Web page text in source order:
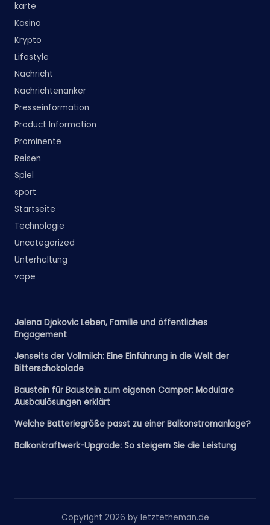
karte
Kasino
Krypto
Lifestyle
Nachricht
Nachrichtenanker
Presseinformation
Product Information
Prominente
Reisen
Spiel
sport
Startseite
Technologie
Uncategorized
Unterhaltung
vape
Jelena Djokovic Leben, Familie und öffentliches
Engagement
Jenseits der Vollmilch: Eine Einführung in die Welt der
Bitterschokolade
Baustein für Baustein zum eigenen Camper: Modulare
Ausbaulösungen erklärt
Welche Batteriegröße passt zu einer Balkonstromanlage?
Balkonkraftwerk-Upgrade: So steigern Sie die Leistung
Copyright 2026 by letztetheman.de